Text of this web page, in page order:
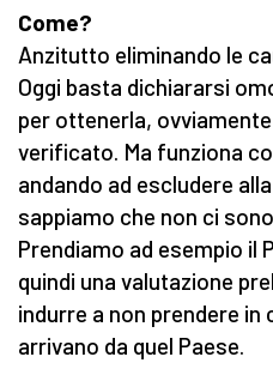
Come?
Anzitutto eliminando le
Oggi basta dichiararsi
per ottenerla,
verificato. Ma funziona
andando ad escludere
sappiamo che non ci
Prendiamo ad esempio il
quindi una valutazione
indurre a non prendere
arrivano da quel Paese.